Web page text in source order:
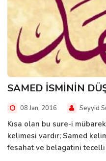
SAMED İSMİNİN
08 Jan, 2016 Seyyid
Kısa olan bu sure-i
kelimesi vardır; Samed
fesahat ve belagatini tecelli